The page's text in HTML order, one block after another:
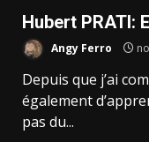
Hubert PRATI:
Angy Ferro
Depuis que j’ai
également
pas du...